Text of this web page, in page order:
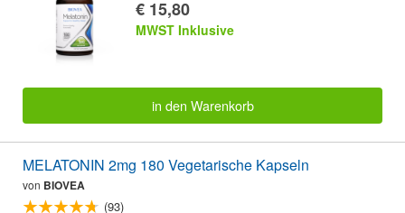
€ 15,80
MWST Inklusive
in den Warenkorb
MELATONIN 2mg 180 Vegetarische Kapseln
von BIOVEA
(93)